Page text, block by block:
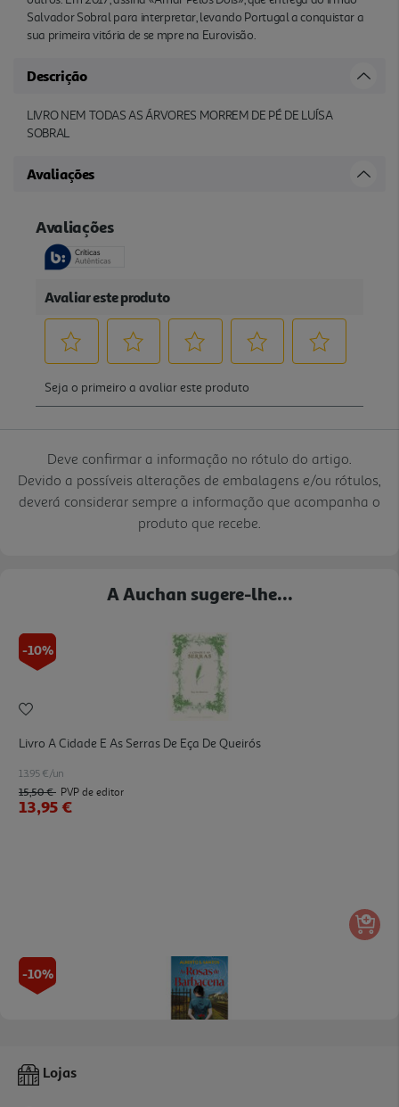
Salvador Sobral para interpretar, levando Portugal a conquistar a
sua primeira vitória de se mpre na Eurovisão.
Descrição
LIVRO NEM TODAS AS ÁRVORES MORREM DE PÉ DE LUÍSA
SOBRAL
Avaliações
Deve confirmar a informação no rótulo do artigo.
Devido a possíveis alterações de embalagens e/ou rótulos,
deverá considerar sempre a informação que acompanha o
produto que recebe.
A Auchan sugere-lhe...
-10%
Livro A Cidade E As Serras De Eça De Queirós
13.95 €/un
15,50 € PVP de editor
13,95 €
-10%
Livro As Rosas De Barbacena De Alberto S. Santos
Lojas